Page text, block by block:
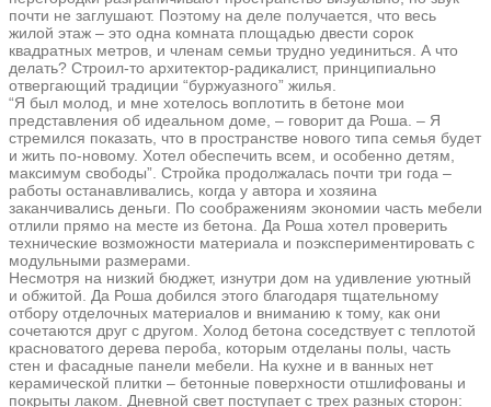
почти не заглушают. Поэтому на деле получается, что весь
жилой этаж – это одна комната площадью двести сорок
квадратных метров, и членам семьи трудно уединиться. А что
делать? Строил-то архитектор-радикалист, принципиально
отвергающий традиции “буржуазного” жилья.
“Я был молод, и мне хотелось воплотить в бетоне мои
представления об идеальном доме, – говорит да Роша. – Я
стремился показать, что в пространстве нового типа семья будет
и жить по-новому. Хотел обеспечить всем, и особенно детям,
максимум свободы”. Стройка продолжалась почти три года –
работы останавливались, когда у автора и хозяина
заканчивались деньги. По соображениям экономии часть мебели
отлили прямо на месте из бетона. Да Роша хотел проверить
технические возможности материала и поэкспериментировать с
модульными размерами.
Несмотря на низкий бюджет, изнутри дом на удивление уютный
и обжитой. Да Роша добился этого благодаря тщательному
отбору отделочных материалов и вниманию к тому, как они
сочетаются друг с другом. Холод бетона соседствует с теплотой
красноватого дерева пероба, которым отделаны полы, часть
стен и фасадные панели мебели. На кухне и в ванных нет
керамической плитки – бетонные поверхности отшлифованы и
покрыты лаком. Дневной свет поступает с трех разных сторон: